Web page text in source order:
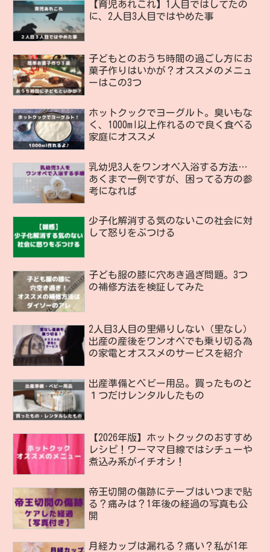
【育児あれこれ】1人目ではしてたの
に、2人目3人目ではやめた事
子どもとのおうち時間の過ごし方にお
菓子作りはいかが？オススメのメニュ
ーはこの3つ
ホットクックでヨーグルト。臭いもな
く、1000ml以上作れるので良く食べる
家庭にオススメ
乳幼児3人をワンオペ入浴する方法…
あくまで一例ですが、困ってる方の参
考になれば
少子化解消する気のないこの社会に対
して怒りをぶつける
子ども服の膝に穴あき過ぎ問題。3つ
の補修方法を検証してみた
2人目3人目の里帰りしない（里なし）
出産の産後をワンオペでも乗り切る為
の家電とオススメのサービスを紹介
出産準備とベビー用品。買ったものと
１つだけレンタルしたもの
【2026年版】ホットクックのおすすめ
レシピ！ワーママ目線ではシチューや
煮込み系がイチオシ！
帝王切開の傷跡にテープはいつまで貼
る？痛みは？1年後の経過の写真も公
開
月経カップは漏れる？痛い？私が1年